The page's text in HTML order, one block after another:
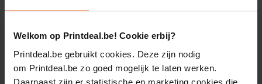
Welkom op Printdeal.be! Cookie erbij?
Printdeal.be gebruikt cookies. Deze zijn nodig
om Printdeal.be zo goed mogelijk te laten werken.
Daarnaast zijn er statistische en marketing cookies die